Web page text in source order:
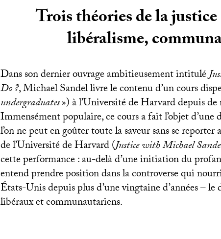
Trois théories de la
libéralisme,
Dans son dernier ouvrage ambitieusement intitulé
Do?, Michael Sandel livre le contenu d’un cours
undergraduates») à l’Université de Harvard depuis de
Immensément populaire, ce cours a fait l’objet d’une
l’on ne peut en goûter toute la saveur sans se reporter
de l’Université de Harvard (Justice with Michael
cette performance : au-delà d’une initiation du
entend prendre position dans la controverse qui
États-Unis depuis plus d’une vingtaine d’années – le
libéraux et communautariens.